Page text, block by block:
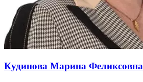
Кудинова Марина Феликсовна